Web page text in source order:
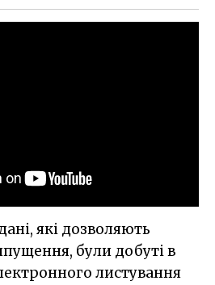
які дозволяють
були добуті в
листування